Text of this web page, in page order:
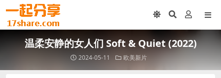
温柔安静的女人们 Soft & Quiet (2022)
2024-05-11 欧美新片